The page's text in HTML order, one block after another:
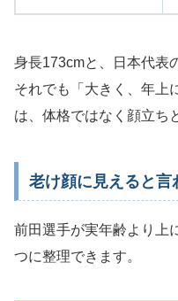
身長173cmと、日本代表
それでも「大きく、年上
は、体格ではなく顔立ち
老け顔に見えると言
前田選手が実年齢より上
つに整理できます。